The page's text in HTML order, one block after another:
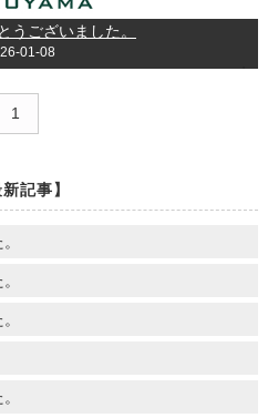
うございました。
01-08
1
新記事】